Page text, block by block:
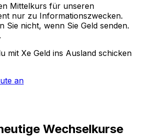
Mittelkurs für unseren
nur zu Informationszwecken.
Sie nicht, wenn Sie Geld senden.
mit Xe Geld ins Ausland schicken
an
Wechselkurse